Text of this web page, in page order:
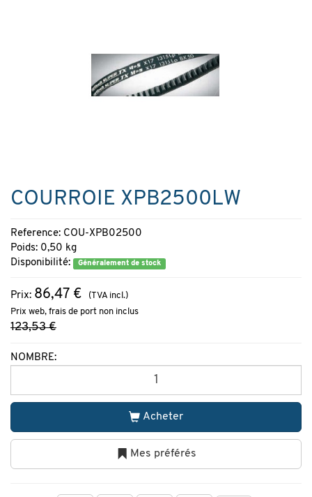
COURROIE XPB2500LW
Reference: COU-XPB02500
Poids: 0,50 kg
Disponibilité:
Généralement de stock
Prix: 86,47 €
(TVA incl.)
Prix web, frais de port non inclus
123,53 €
NOMBRE:
Acheter
Mes préférés